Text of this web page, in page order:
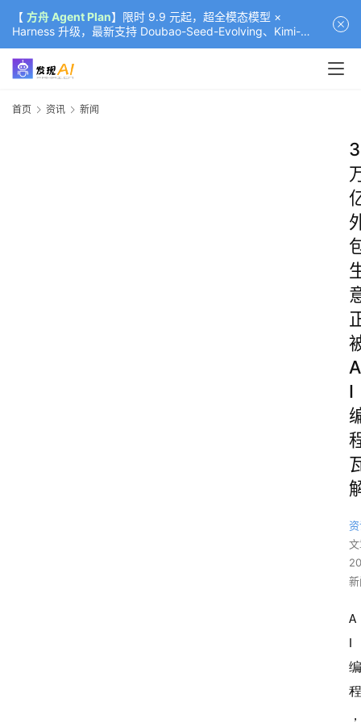
【 方舟 Agent Plan】限时 9.9 元起，超全模态模型 ×
Harness 升级，最新支持 Doubao-Seed-Evolving、Kimi-
K3（部分）、GLM-5.2
首页 资讯 新闻
3
A
I
A
编
程
，